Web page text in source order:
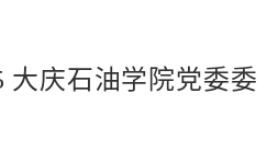
大庆石油学院党委委